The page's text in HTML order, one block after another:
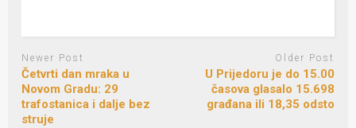
Newer Post
Četvrti dan mraka u
Novom Gradu: 29
trafostanica i dalje bez
struje
Older Post
U Prijedoru je do 15.00
časova glasalo 15.698
građana ili 18,35 odsto